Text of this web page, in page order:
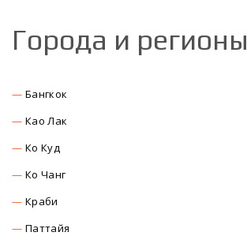
Города и регионы
Бангкок
Као Лак
Ко Куд
Ко Чанг
Краби
Паттайя